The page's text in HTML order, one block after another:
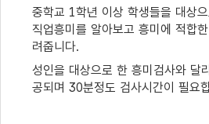
중학교 1학년 이상 학생들을 대상
직업흥미를 알아보고 흥미에 적합
려줍니다.
성인을 대상으로 한 흥미검사와 달
공되며 30분정도 검사시간이 필요